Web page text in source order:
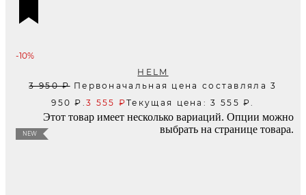
-10%
HELM
3 950₽ Первоначальная цена составляла 3
950 ₽.3 555 ₽Текущая цена: 3 555 ₽.
NEW
Этот товар имеет несколько вариаций. Опции можно
выбрать на странице товара.